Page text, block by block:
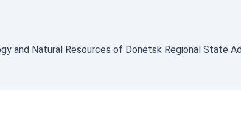
and Natural Resources of Donetsk Regional State